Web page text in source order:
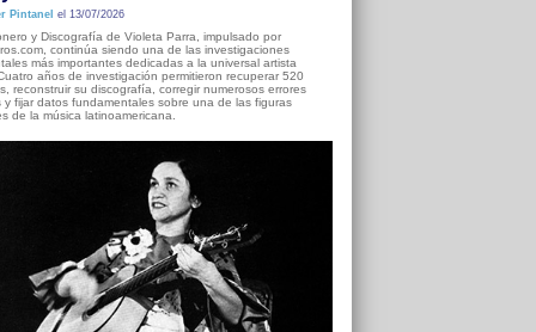
Pintanel el 13/07/2026
y Discografía de Violeta Parra, impulsado por
continúa siendo una de las investigaciones
más importantes dedicadas a la universal artista
años de investigación permitieron recuperar 520
reconstruir su discografía, corregir numerosos errores
y fijar datos fundamentales sobre una de las figuras
de la música latinoamericana.